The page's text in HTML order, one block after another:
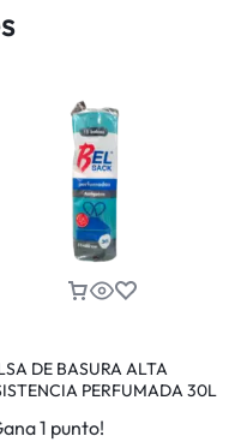
DE BASURA ALTA
PERFUMADA 30L
1 punto!